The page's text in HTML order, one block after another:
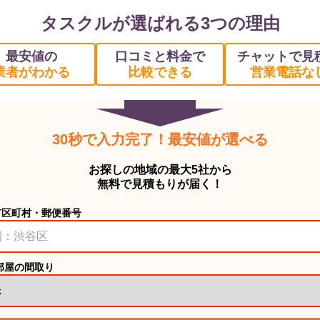
タスクルが選ばれる3つの理由
最安値の
者がわかる
口コミと料金で
比較できる
チャットで見
営業電話な
30秒で入力完了！最安値が選べる
お探しの地域の最大5社から
無料で見積もりが届く！
町村・郵便番号
の間取り